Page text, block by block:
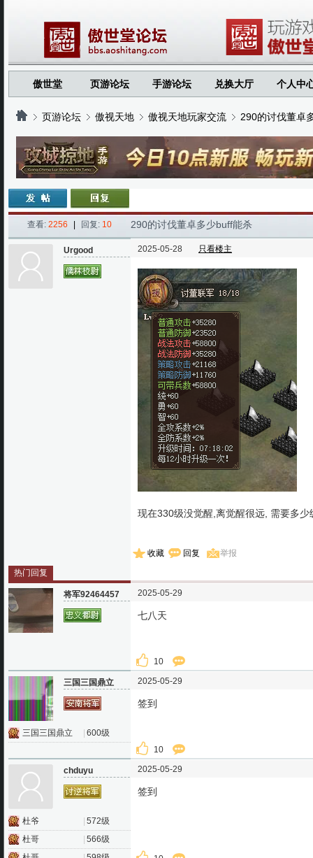
傲世堂 页游论坛 手游论坛 兑换大厅 个人中
›
页游论坛
›
傲视天地
›
傲视天地玩家交流
›
290的讨伐董卓
查看: 2256 回复: 10 290的讨伐董卓多少buff能杀
Urgood 2025-05-28 只看楼主
现在330级没觉醒,离觉醒很远, 需要多
收藏 回复
举报
热门回复
将军92464457 2025-05-29
七八天
10
三国三国鼎立
三国三国鼎立 600级
2025-05-29
签到
10
chduyu
杜爷
572级
杜哥
566级
2025-05-29
签到